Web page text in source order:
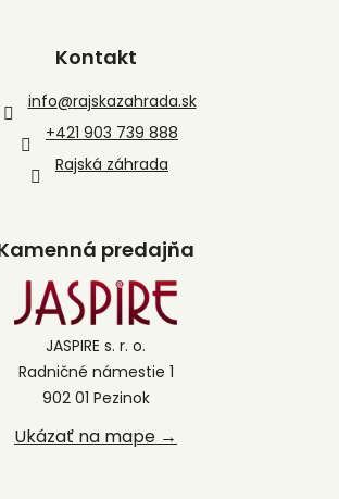
Kontakt
info@rajskazahrada.sk
+421 903 739 888
Rajská záhrada
predajňa
JASPIRE s. r. o.
Radničné námestie 1
902 01 Pezinok
Ukázať na mape →